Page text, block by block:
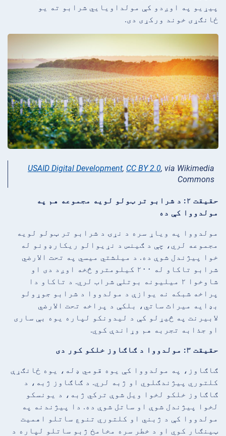
پیړیو په اوږدو کې مولداویایي شرابو ته یو
ځانګړی خوند ورکړی دی.
USAID Digital Development, CC BY 2.0, via Wikimedia
Commons
حقیقت ۲: د شرابو تر ټولو لویه مجموعه هم په
مولدووا کې ده
مولدووا په ویاړ سره د نړۍ د شرابو تر ټولو لویه
مجموعه لري، چې د ګینس د نړیوالو ریکارډونو له
خوا پیژندل شوې ده. د میلشتي میسي په تحت الارضي
شرابو تاکاو له ۲۰۰ کیلومترو څخه اوږد دی او
شاوخوا ۲ میلیونه بوتلې شراب لري. د تاکاو دا
پراخه شبکه نه یوازې د مولدووا د شرابو جوړولو
بډایه میراث ساتي، بلکې د پراخه تحت الارضي
لابیرنت په څیړلو کې د لیدونکو لپاره یوه بې ساری
او جذابه تجربه هم وړاندې کوي.
حقیقت ۳: مولدووا د ګاګاوز خلکو کور دی
ګاګاوز، په مولدووا کې یوه قومي ډله، یوه ځانګړې
کلتوري پیژندګلوي او ژبه لري. د ګاګاوز ژبه، د
ګاګاوز خلکو لخوا ویل شوې ترکي ژبه، د یونسکو
لخوا پیژندل شوې او ساتل شوې ده. دا پیژندنه په
مولدووا کې د ژبني او کلتوري تنوع ساتلو اهمیت
ټینګار کوي او د خطر سره مخامخ ژبو ساتلو لپاره د